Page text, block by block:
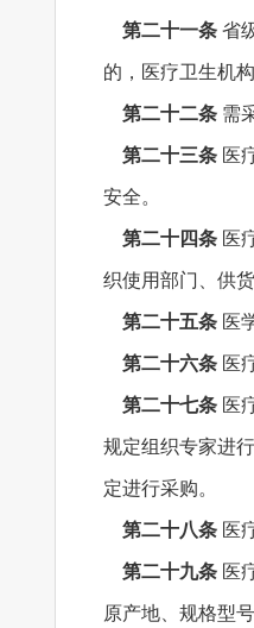
第二十一条 省
的，医疗卫生机
第二十二条 需
第二十三条 医
安全。
第二十四条 医
织使用部门、供
第二十五条 医
第二十六条 医
第二十七条 医
规定组织专家进
定进行采购。
第二十八条 医
第二十九条 医
原产地、规格型